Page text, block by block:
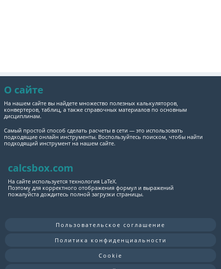
О сайте
На нашем сайте вы найдете множество полезных калькуляторов,
конвертеров, таблиц, а также справочных материалов по основным
дисциплинам.
Самый простой способ сделать расчеты в сети — это использовать
подходящие онлайн инструменты. Воспользуйтесь поиском, чтобы найти
подходящий инструмент на нашем сайте.
calcsbox.com
На сайте используется технология LaTeX.
Поэтому для корректного отображения формул и выражений
пожалуйста дождитесь полной загрузки страницы.
Пользовательское соглашение
Политика конфиденциальности
Cookie